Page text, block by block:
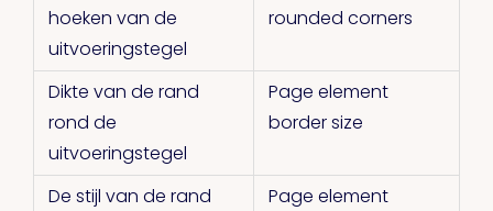
hoeken van de
uitvoeringstegel
rounded corners
Dikte van de rand
rond de
uitvoeringstegel
Page element
border size
De stijl van de rand
Page element